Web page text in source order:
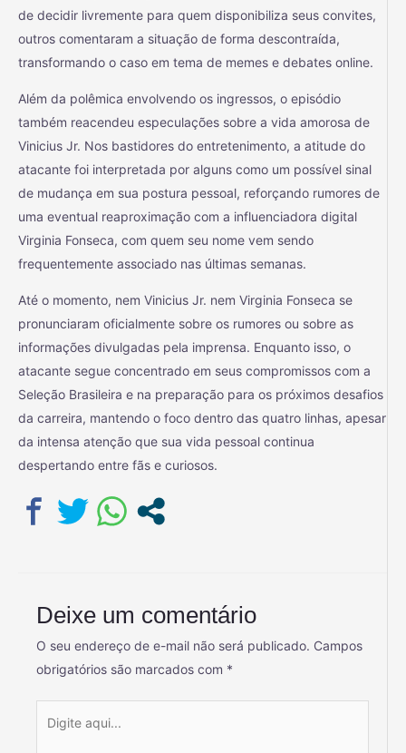
de decidir livremente para quem disponibiliza seus convites,
outros comentaram a situação de forma descontraída,
transformando o caso em tema de memes e debates online.
Além da polêmica envolvendo os ingressos, o episódio
também reacendeu especulações sobre a vida amorosa de
Vinicius Jr. Nos bastidores do entretenimento, a atitude do
atacante foi interpretada por alguns como um possível sinal
de mudança em sua postura pessoal, reforçando rumores de
uma eventual reaproximação com a influenciadora digital
Virginia Fonseca, com quem seu nome vem sendo
frequentemente associado nas últimas semanas.
Até o momento, nem Vinicius Jr. nem Virginia Fonseca se
pronunciaram oficialmente sobre os rumores ou sobre as
informações divulgadas pela imprensa. Enquanto isso, o
atacante segue concentrado em seus compromissos com a
Seleção Brasileira e na preparação para os próximos desafios
da carreira, mantendo o foco dentro das quatro linhas, apesar
da intensa atenção que sua vida pessoal continua
despertando entre fãs e curiosos.
Deixe um comentário
O seu endereço de e-mail não será publicado. Campos
obrigatórios são marcados com *